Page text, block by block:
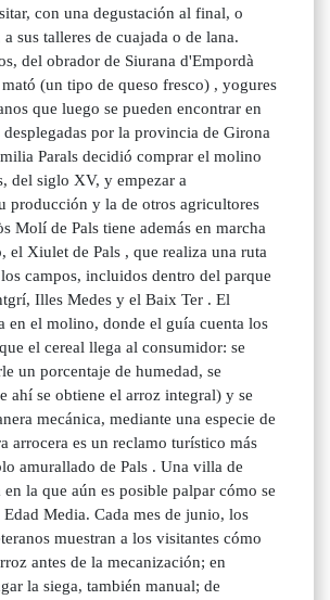
con una degustación al final, o
a sus talleres de cuajada o de lana.
del obrador de Siurana d'Empordà
mató (un tipo de queso fresco) , yogures
que luego se pueden encontrar en
desplegadas por la provincia de Girona
Parals decidió comprar el molino
del siglo XV, y empezar a
producción y la de otros agricultores
Molí de Pals tiene además en marcha
el Xiulet de Pals , que realiza una ruta
campos, incluidos dentro del parque
Illes Medes y el Baix Ter . El
en el molino, donde el guía cuenta los
el cereal llega al consumidor: se
un porcentaje de humedad, se
ahí se obtiene el arroz integral) y se
mecánica, mediante una especie de
arrocera es un reclamo turístico más
amurallado de Pals . Una villa de
en la que aún es posible palpar cómo se
Media. Cada mes de junio, los
muestran a los visitantes cómo
antes de la mecanización; en
la siega, también manual; de